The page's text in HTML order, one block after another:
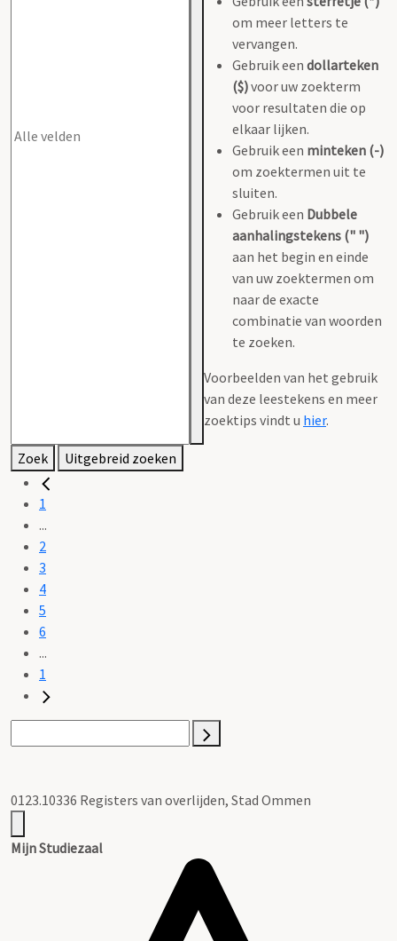
om meer letters te
vervangen.
Gebruik een dollarteken
($)voor uw zoekterm
voor resultaten die op
elkaar lijken.
Gebruik een minteken (-)
om zoektermen uit te
sluiten.
Gebruik een Dubbele
aanhalingstekens (" ")
aan het begin en einde
van uw zoektermen om
naar de exacte
combinatie van woorden
te zoeken.
Voorbeelden van het gebruik
van deze leestekens en meer
zoektips vindt u hier.
Zoek Uitgebreid zoeken
1
...
2
3
4
5
6
...
1
0123.10336 Registers van overlijden, Stad Ommen
Mijn Studiezaal